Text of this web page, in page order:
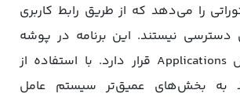
را می‌دهد که از طریق رابط کاربری
نیستند. این برنامه در پوشه
Utilities در بخش Applications قرار دارد. با استفاده از
به بخش‌های عمیق‌تر سیستم عامل